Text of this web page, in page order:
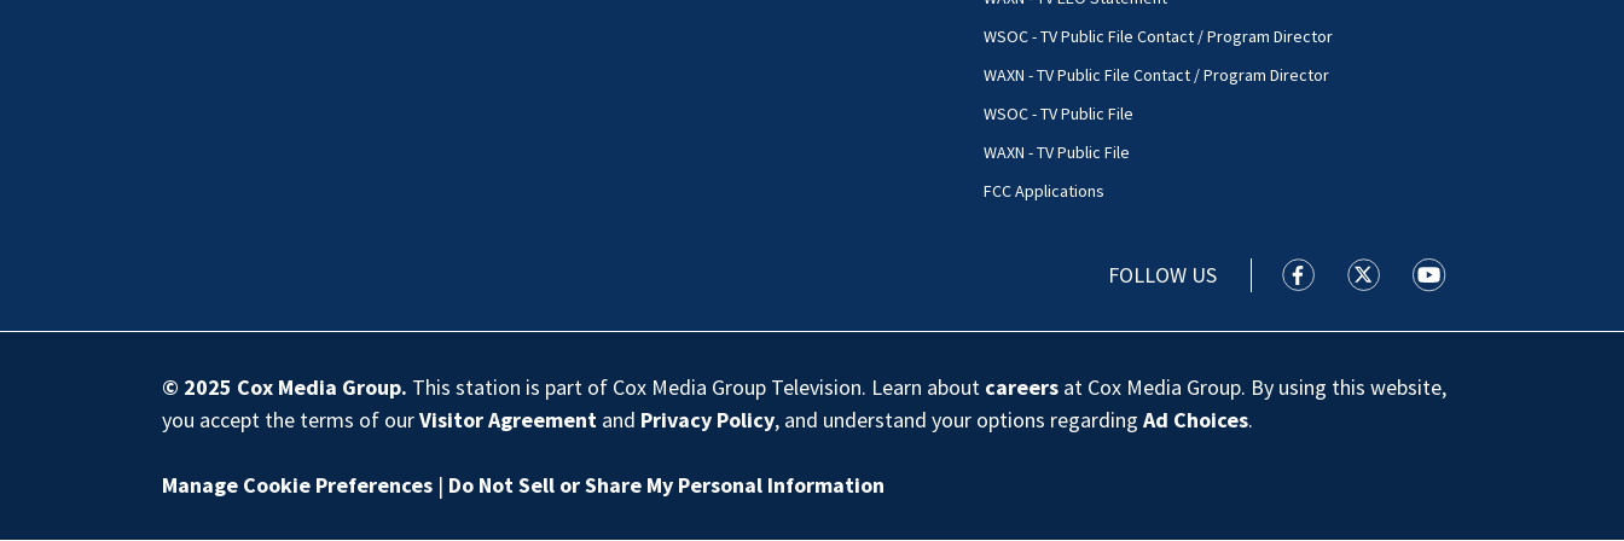
WSOC - TV Public File Contact / Program Director
WAXN - TV Public File Contact / Program Director
WSOC - TV Public File
WAXN - TV Public File
FCC Applications
FOLLOW US WSOC TV facebook feed(Opens a
WSOC TV twitter feed(Opens
WSOC TV youtube
© 2025 Cox Media Group. This station is part of Cox Media Group Television. Learn about careers at Cox Media Group. By using this website,
you accept the terms of ourVisitor Agreement and Privacy Policy, and understand your options regardingAd Choices.
Manage Cookie Preferences | Do Not Sell or Share My Personal Information